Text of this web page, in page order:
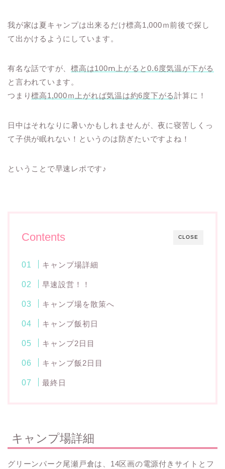
我が家は夏キャンプは出来るだけ標高1,000ｍ前後で探し
て出かけるようにしています。
有名な話ですが、標高は100ⅿ上がると0.6度気温が下がる
と言われています。
つまり標高1,000ｍ上がれば気温は約6度下がる計算に！
日中はそれなりに暑いかもしれませんが、夜に寝苦しくっ
て子供が眠れない！というのは防ぎたいですよね！
ということで早速レポです♪
CLOSE
Contents
キャンプ場詳細
早速設営！！
キャンプ場を散策へ
キャンプ飯初日
キャンプ2日目
キャンプ飯2日目
最終日
キャンプ場詳細
グリーンパーク尾瀬戸倉は、14区画の電源付きサイトとフ